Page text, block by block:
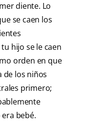
diente. Lo
se caen los
hijo se le caen
orden en que
de los niños
primero;
bebé.